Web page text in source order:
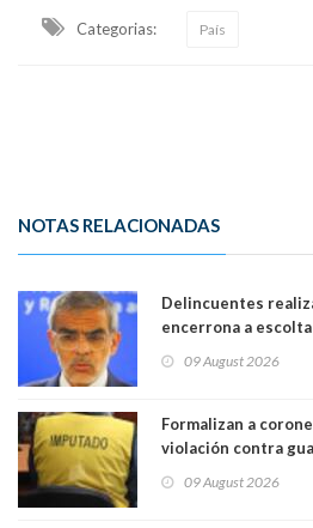
Categorias: País
NOTAS RELACIONADAS
Delincuentes
encerrona a
Lo Espejo
09 August 2026
Formalizan a
violación contra
09 August 2026